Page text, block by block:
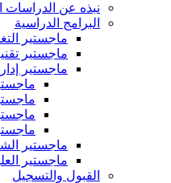
نبذه عن الدراسات
البرامج الدراسية
ماجستير
ماجستير
ماجستير
ماجستير
ماجستير
القبول والتسجيل